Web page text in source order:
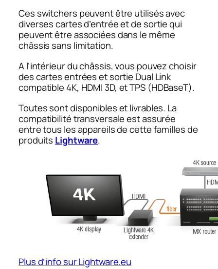
Ces switchers peuvent être utilisés avec
diverses cartes d’entrée et de sortie qui
peuvent être associées dans le même
châssis sans limitation.
A l’intérieur du châssis, vous pouvez choisir
des cartes entrées et sortie Dual Link
compatible 4K, HDMI 3D, et TPS (HDBaseT).
Toutes sont disponibles et livrables. La
compatibilité transversale est assurée
entre tous les appareils de cette familles de
produits Lightware.
Plus d’info sur Lightware.eu